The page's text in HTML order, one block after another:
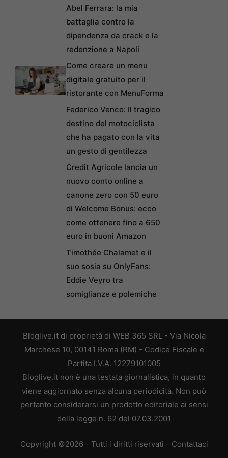
Abel Ferrara: la mia
battaglia contro la
dipendenza da crack e la
redenzione a Napoli
Come creare un menu
digitale gratuito per il
ristorante con MenuForma
Federico Venco: Il tragico
destino del motociclista
che ha pagato con la vita
un gesto di gentilezza
Credit Agricole lancia un
nuovo conto online a
canone zero con 50 euro
di Welcome Bonus: ecco
come ottenere fino a 650
euro in buoni Amazon
Timothée Chalamet e il
suo sosia su OnlyFans:
Eddie Veyro tra
somiglianze e polemiche
Bloglive.it di proprietà di WEB 365 SRL - Via Nicola
Marchese 10, 00141 Roma (RM) - Codice Fiscale e
Partita I.V.A. 12279101005
Bloglive.it non è una testata giornalistica, in quanto
viene aggiornato senza alcuna periodicità. Non può
pertanto considerarsi un prodotto editoriale ai sensi
della legge n. 62 del 07.03.2001
Copyright ©2026 - Tutti i diritti riservati - Contattaci